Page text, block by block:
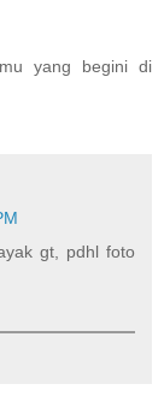
yang begini di
gt, pdhl foto